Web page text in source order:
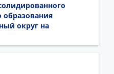
округ на